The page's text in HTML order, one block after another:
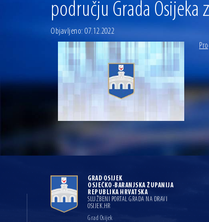
području Grada Osijeka
Objavljeno: 07.12.2022
GRAD OSIJEK
OSJEČKO-BARANJSKA ŽUPANIJA
REPUBLIKA HRVATSKA
SLUŽBENI PORTAL GRADA NA DRAVI
OSIJEK.HR
Grad Osijek